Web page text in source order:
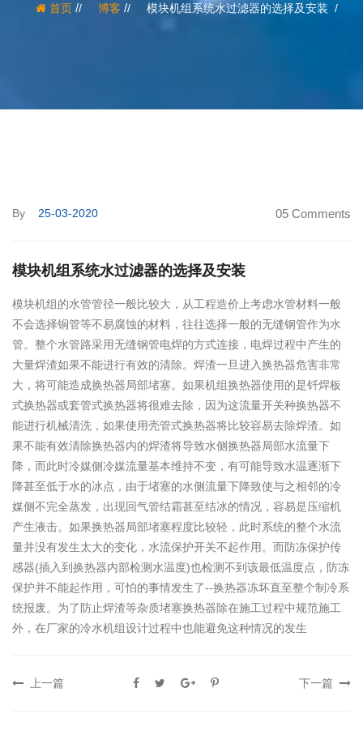
首页/ 博客 / 模块机组系统水过滤器的选择及安装
By 25-03-2020 05 Comments
模块机组系统水过滤器的选择及安装
模块机组的水管管径一般比较大，从工程造价上考虑水管材料一般
不会选择铜管等不易腐蚀的材料，往往选择一般的无缝钢管作为水
管。整个水管路采用无缝钢管电焊的方式连接，电焊过程中产生的
大量焊渣如果不能进行有效的清除。焊渣一旦进入换热器危害非常
大，将可能造成换热器局部堵塞。如果机组换热器使用的是钎焊板
式换热器或套管式换热器将很难去除，因为这流量开关种换热器不
能进行机械清洗，如果使用壳管式换热器将比较容易去除焊渣。如
果不能有效清除换热器内的焊渣将导致水侧换热器局部水流量下
降，而此时冷媒侧冷媒流量基本维持不变，有可能导致水温逐渐下
降甚至低于水的冰点，由于堵塞的水侧流量下降致使与之相邻的冷
媒侧不完全蒸发，出现回气管结霜甚至结冰的情况，容易是压缩机
产生液击。如果换热器局部堵塞程度比较轻，此时系统的整个水流
量并没有发生太大的变化，水流保护开关不起作用。而防冻保护传
感器(插入到换热器内部检测水温度)也检测不到该最低温度点，防冻
保护并不能起作用，可怕的事情发生了--换热器冻坏直至整个制冷系
统报废。为了防止焊渣等杂质堵塞换热器除在施工过程中规范施工
外，在厂家的冷水机组设计过程中也能避免这种情况的发生
上一篇 下一篇